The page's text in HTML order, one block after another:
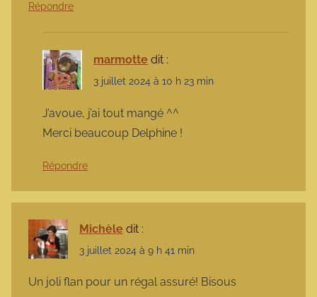
Répondre
marmotte dit :
3 juillet 2024 à 10 h 23 min
J’avoue, j’ai tout mangé ^^
Merci beaucoup Delphine !
Répondre
Michèle dit :
3 juillet 2024 à 9 h 41 min
Un joli flan pour un régal assuré! Bisous